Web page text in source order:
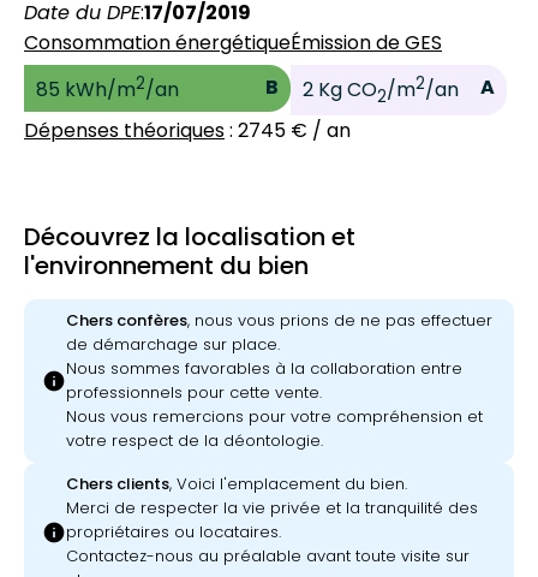
Date du DPE:17/07/2019
Consommation énergétique
85 kWh/m2/an B
Émission de GES
2 Kg CO2/m2/an
A
Dépenses théoriques: 2745 € / an
Découvrez la localisation et
l'environnement du bien
info
Chers confères, nous vous prions de ne pas effectuer
de démarchage sur place.
Nous sommes favorables à la collaboration entre
professionnels pour cette vente.
Nous vous remercions pour votre compréhension et
votre respect de la déontologie.
info
Chers clients, Voici l'emplacement du bien.
Merci de respecter la vie privée et la tranquilité des
propriétaires ou locataires.
Contactez-nous au préalable avant toute visite sur